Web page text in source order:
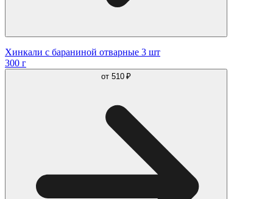
Хинкали с бараниной отварные 3 шт
300 г
от 510 ₽